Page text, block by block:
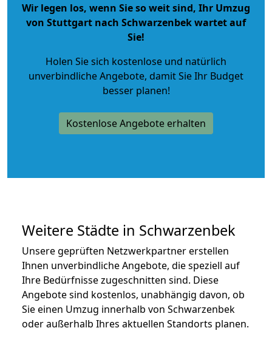
Wir legen los, wenn Sie so weit sind, Ihr Umzug
von Stuttgart nach Schwarzenbek wartet auf
Sie!
Holen Sie sich kostenlose und natürlich
unverbindliche Angebote, damit Sie Ihr Budget
besser planen!
Kostenlose Angebote erhalten
Weitere Städte in Schwarzenbek
Unsere geprüften Netzwerkpartner erstellen
Ihnen unverbindliche Angebote, die speziell auf
Ihre Bedürfnisse zugeschnitten sind. Diese
Angebote sind kostenlos, unabhängig davon, ob
Sie einen Umzug innerhalb von Schwarzenbek
oder außerhalb Ihres aktuellen Standorts planen.